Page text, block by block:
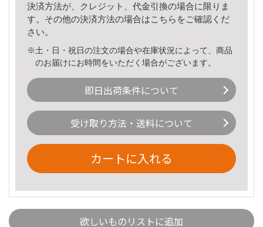
決済方法が、クレジット、代金引換の場合に限りま
す。その他の決済方法の場合はこちら をご確認くだ
さい。
※土・日・祝日の注文の場合や在庫状況によって、商品
のお届けにお時間をいただく場合がございます。
即日出荷条件について
受け取り方法・送料について
カートに入れる
欲しいものリストに追加